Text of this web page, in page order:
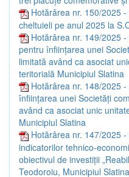
Hotărârea nr. 150/2025
cheltuieli pe anul 2025 la
Hotărârea nr. 149/2025
pentru înființarea unei
limitată având ca asociat
teritorială Municipiul Slatina
Hotărârea nr. 148/2025
înființarea unei Societăți
având ca asociat unic
Municipiul Slatina
Hotărârea nr. 147/2025
indicatorilor tehnico-
obiectivul de investiții
Teodoroiu, Municipiul